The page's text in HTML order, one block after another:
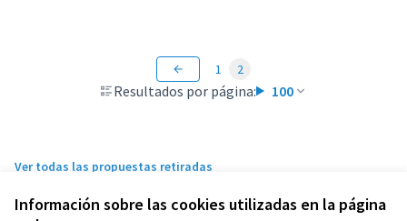
Información sobre las cookies utilizadas en la página
Resultados por página: 100
1 2
Ver todas las propuestas retiradas